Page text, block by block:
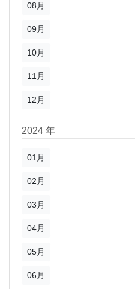
08月
09月
10月
11月
12月
2024 年
01月
02月
03月
04月
05月
06月